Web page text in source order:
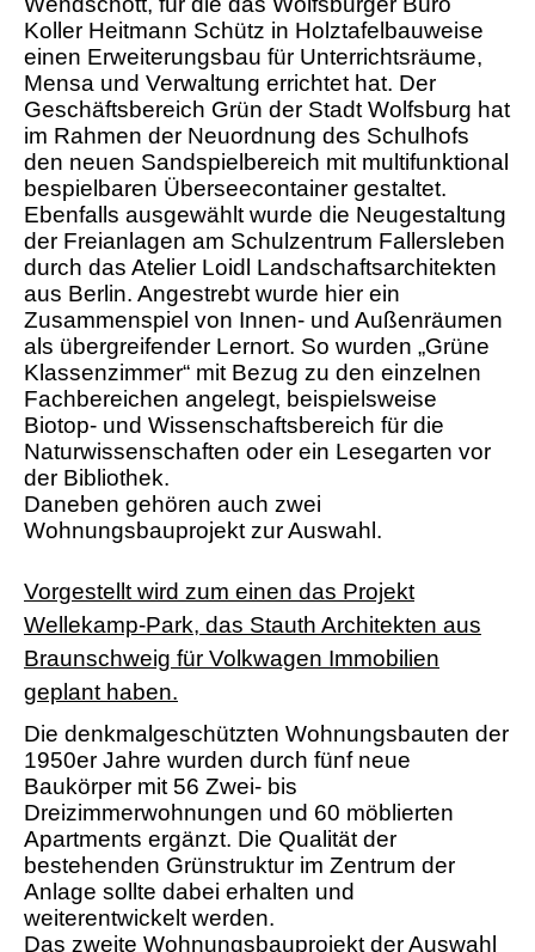
Koller Heitmann Schütz in Holztafelbauweise
einen Erweiterungsbau für Unterrichtsräume,
Mensa und Verwaltung errichtet hat. Der
Geschäftsbereich Grün der Stadt Wolfsburg hat
im Rahmen der Neuordnung des Schulhofs
den neuen Sandspielbereich mit multifunktional
bespielbaren Überseecontainer gestaltet.
Ebenfalls ausgewählt wurde die Neugestaltung
der Freianlagen am Schulzentrum Fallersleben
durch das Atelier Loidl Landschaftsarchitekten
aus Berlin. Angestrebt wurde hier ein
Zusammenspiel von Innen- und Außenräumen
als übergreifender Lernort. So wurden „Grüne
Klassenzimmer“ mit Bezug zu den einzelnen
Fachbereichen angelegt, beispielsweise
Biotop- und Wissenschaftsbereich für die
Naturwissenschaften oder ein Lesegarten vor
der Bibliothek.
Daneben gehören auch zwei
Wohnungsbauprojekt zur Auswahl.
Vorgestellt wird zum einen das Projekt
Wellekamp-Park, das Stauth Architekten aus
Braunschweig für Volkwagen Immobilien
geplant haben.
Die denkmalgeschützten Wohnungsbauten der
1950er Jahre wurden durch fünf neue
Baukörper mit 56 Zwei- bis
Dreizimmerwohnungen und 60 möblierten
Apartments ergänzt. Die Qualität der
bestehenden Grünstruktur im Zentrum der
Anlage sollte dabei erhalten und
weiterentwickelt werden.
Das zweite Wohnungsbauprojekt der Auswahl